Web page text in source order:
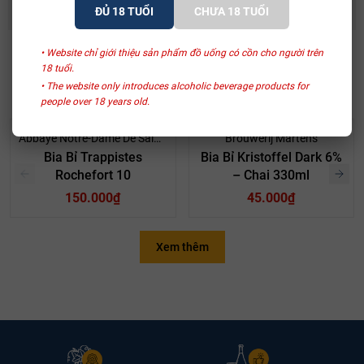
ĐỦ 18 TUỔI CHƯA 18 TUỔI
• Website chỉ giới thiệu sản phẩm đồ uống có cồn cho người trên
18 tuổi.
• The website only introduces alcoholic beverage products for
people over 18 years old.
này có các bước chính như sau:
SẢN PHẨM LIÊN QUAN
Abbaye Notre-Dame De Saint-Rémy
Bia Bỉ Trappistes
Rochefort 10
150.000₫
Brouwerij Martens
Bia Bỉ Kristoffel Dark 6%
– Chai 330ml
45.000₫
Xem thêm